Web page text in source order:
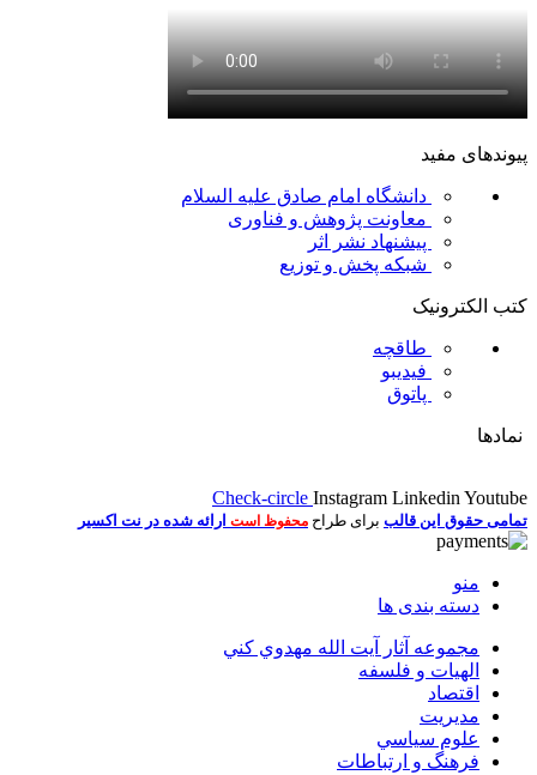
پیوندهای مفید
دانشگاه امام صادق علیه السلام
معاونت پژوهش و فناوری
پیشنهاد نشر اثر
شبکه پخش و توزیع
کتب الکترونیک
طاقچه
فیدیبو
پاتوق
نمادها
Check-circle Instagram Linkedin Youtube
تمامی حقوق این قالب برای طراح محفوظ است ارائه شده در نت اکسیر
منو
دسته بندی ها
مجموعه آثار آيت الله مهدوي كني
الهیات و فلسفه
اقتصاد
مديريت
علوم سياسي
فرهنگ و ارتباطات